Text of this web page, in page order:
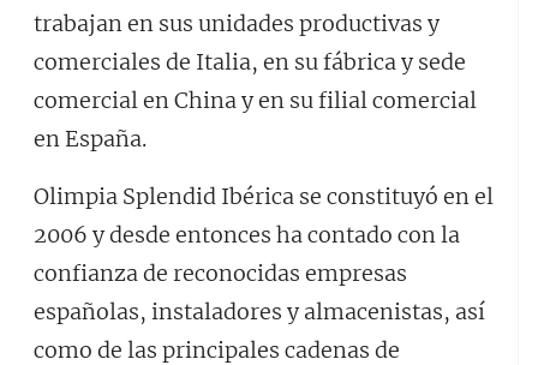
trabajan en sus unidades productivas y
comerciales de Italia, en su fábrica y sede
comercial en China y en su filial comercial
en España.
Olimpia Splendid Ibérica se constituyó en el
2006 y desde entonces ha contado con la
confianza de reconocidas empresas
españolas, instaladores y almacenistas, así
como de las principales cadenas de